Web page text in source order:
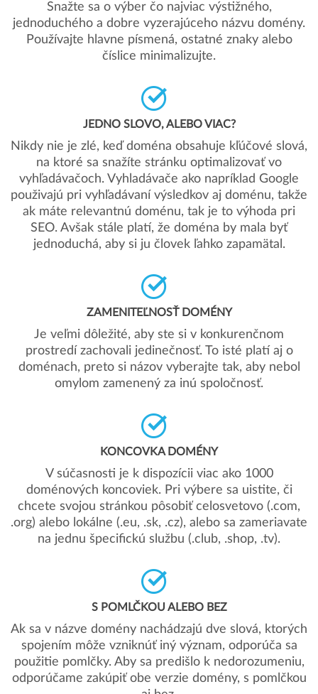
Snažte sa o výber čo najviac výstižného,
jednoduchého a dobre vyzerajúceho názvu domény.
Používajte hlavne písmená, ostatné znaky alebo
číslice minimalizujte.
JEDNO SLOVO, ALEBO VIAC?
Nikdy nie je zlé, keď doména obsahuje kľúčové slová,
na ktoré sa snažíte stránku optimalizovať vo
vyhľadávačoch. Vyhladávače ako napríklad Google
použivajú pri vyhľadávaní výsledkov aj doménu, takže
ak máte relevantnú doménu, tak je to výhoda pri
SEO. Avšak stále platí, že doména by mala byť
jednoduchá, aby si ju človek ľahko zapamätal.
ZAMENITEĽNOSŤ DOMÉNY
Je veľmi dôležité, aby ste si v konkurenčnom
prostredí zachovali jedinečnosť. To isté platí aj o
doménach, preto si názov vyberajte tak, aby nebol
omylom zamenený za inú spoločnosť.
KONCOVKA DOMÉNY
V súčasnosti je k dispozícii viac ako 1000
doménových koncoviek. Pri výbere sa uistite, či
chcete svojou stránkou pôsobiť celosvetovo (.com,
.org) alebo lokálne (.eu, .sk, .cz), alebo sa zameriavate
na jednu špecifickú službu (.club, .shop, .tv).
S POMLČKOU ALEBO BEZ
Ak sa v názve domény nachádzajú dve slová, ktorých
spojením môže vzniknúť iný význam, odporúča sa
použitie pomlčky. Aby sa predišlo k nedorozumeniu,
odporúčame zakúpiť obe verzie domény, s pomlčkou